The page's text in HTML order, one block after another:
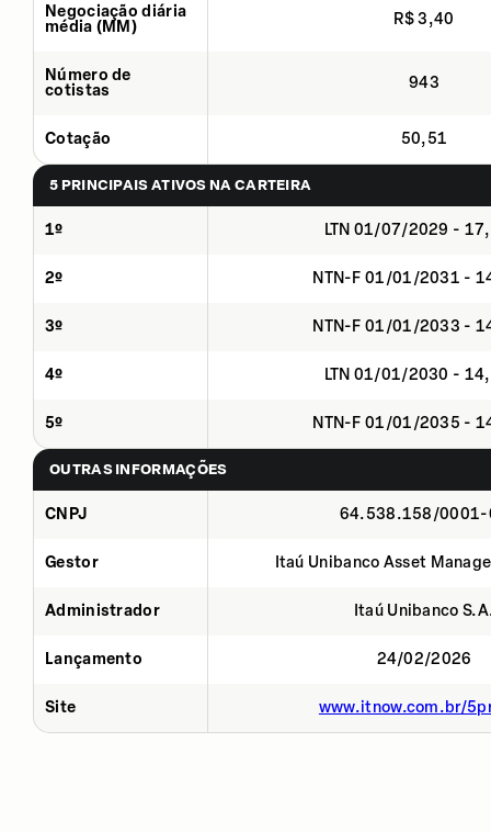
Negociação diária
média (MM)
R$ 3,40
Número de
cotistas
943
Cotação 50,51
5 PRINCIPAIS ATIVOS NA CARTEIRA
1º LTN 01/07/2029 -
2º NTN-F 01/01/2031 -
3º NTN-F 01/01/2033 -
4º LTN 01/01/2030 -
5º NTN-F 01/01/2035 -
OUTRAS INFORMAÇÕES
CNPJ 64.538.158/0001-
Gestor Itaú Unibanco Asset
Administrador Itaú Unibanco
Lançamento 24/02/2026
Site www.itnow.com.br/